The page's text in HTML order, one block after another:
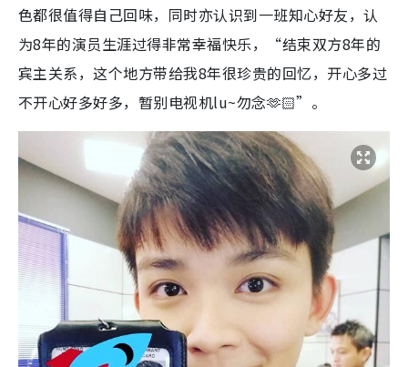
色都很值得自己回味，同时亦认识到一班知心好友，认
为8年的演员生涯过得非常幸福快乐，“结束双方8年的
宾主关系，这个地方带给我8年很珍贵的回忆，开心多过
不开心好多好多，暂别电视机lu~勿念🫶🏻”。